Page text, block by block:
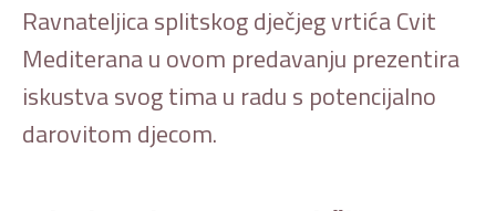
Ravnateljica splitskog dječjeg vrtića Cvit
Mediterana u ovom predavanju prezentira
iskustva svog tima u radu s potencijalno
darovitom djecom.